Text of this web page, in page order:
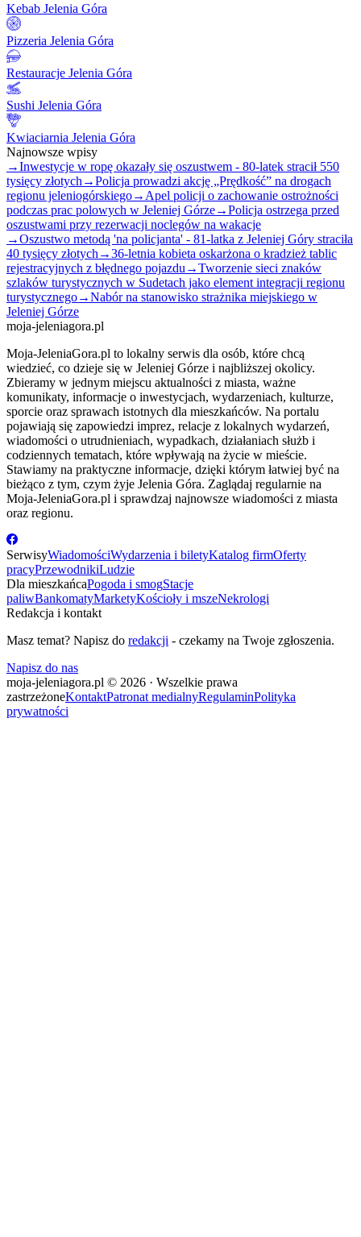
Kebab Jelenia Góra
Pizzeria Jelenia Góra
Restauracje Jelenia Góra
Sushi Jelenia Góra
Kwiaciarnia Jelenia Góra
Najnowsze wpisy
→Inwestycje w ropę okazały się oszustwem - 80-latek stracił 550
tysięcy złotych →Policja prowadzi akcję „Prędkość” na drogach
regionu jeleniogórskiego→ Apel policji o zachowanie ostrożności
podczas prac polowych w Jeleniej Górze→Policja ostrzega przed
oszustwami przy rezerwacji noclegów na wakacje
→Oszustwo metodą 'na policjanta' - 81-latka z Jeleniej Góry straciła
40 tysięcy złotych →36-letnia kobieta oskarżona o kradzież tablic
rejestracyjnych z błędnego pojazdu →Tworzenie sieci znaków
szlaków turystycznych w Sudetach jako element integracji regionu
turystycznego→Nabór na stanowisko strażnika miejskiego w
Jeleniej Górze
moja-jeleniagora.pl
Moja-JeleniaGora.pl to lokalny serwis dla osób, które chcą
wiedzieć, co dzieje się w Jeleniej Górze i najbliższej okolicy.
Zbieramy w jednym miejscu aktualności z miasta, ważne
komunikaty, informacje o inwestycjach, wydarzeniach, kulturze,
sporcie oraz sprawach istotnych dla mieszkańców. Na portalu
pojawiają się zapowiedzi imprez, relacje z lokalnych wydarzeń,
wiadomości o utrudnieniach, wypadkach, działaniach służb i
codziennych tematach, które wpływają na życie w mieście.
Stawiamy na praktyczne informacje, dzięki którym łatwiej być na
bieżąco z tym, czym żyje Jelenia Góra. Zaglądaj regularnie na
Moja-JeleniaGora.pl i sprawdzaj najnowsze wiadomości z miasta
oraz regionu.
SerwisyWiadomościWydarzenia i biletyKatalog firmOferty
pracyPrzewodnikiLudzie
Dla mieszkańcaPogoda i smogStacje
paliwBankomatyMarketyKościoły i mszeNekrologi
Redakcja i kontakt
Masz temat? Napisz do redakcji - czekamy na Twoje zgłoszenia.
Napisz do nas
moja-jeleniagora.pl © 2026 · Wszelkie prawa
zastrzeżoneKontaktPatronat medialnyRegulaminPolityka
prywatności